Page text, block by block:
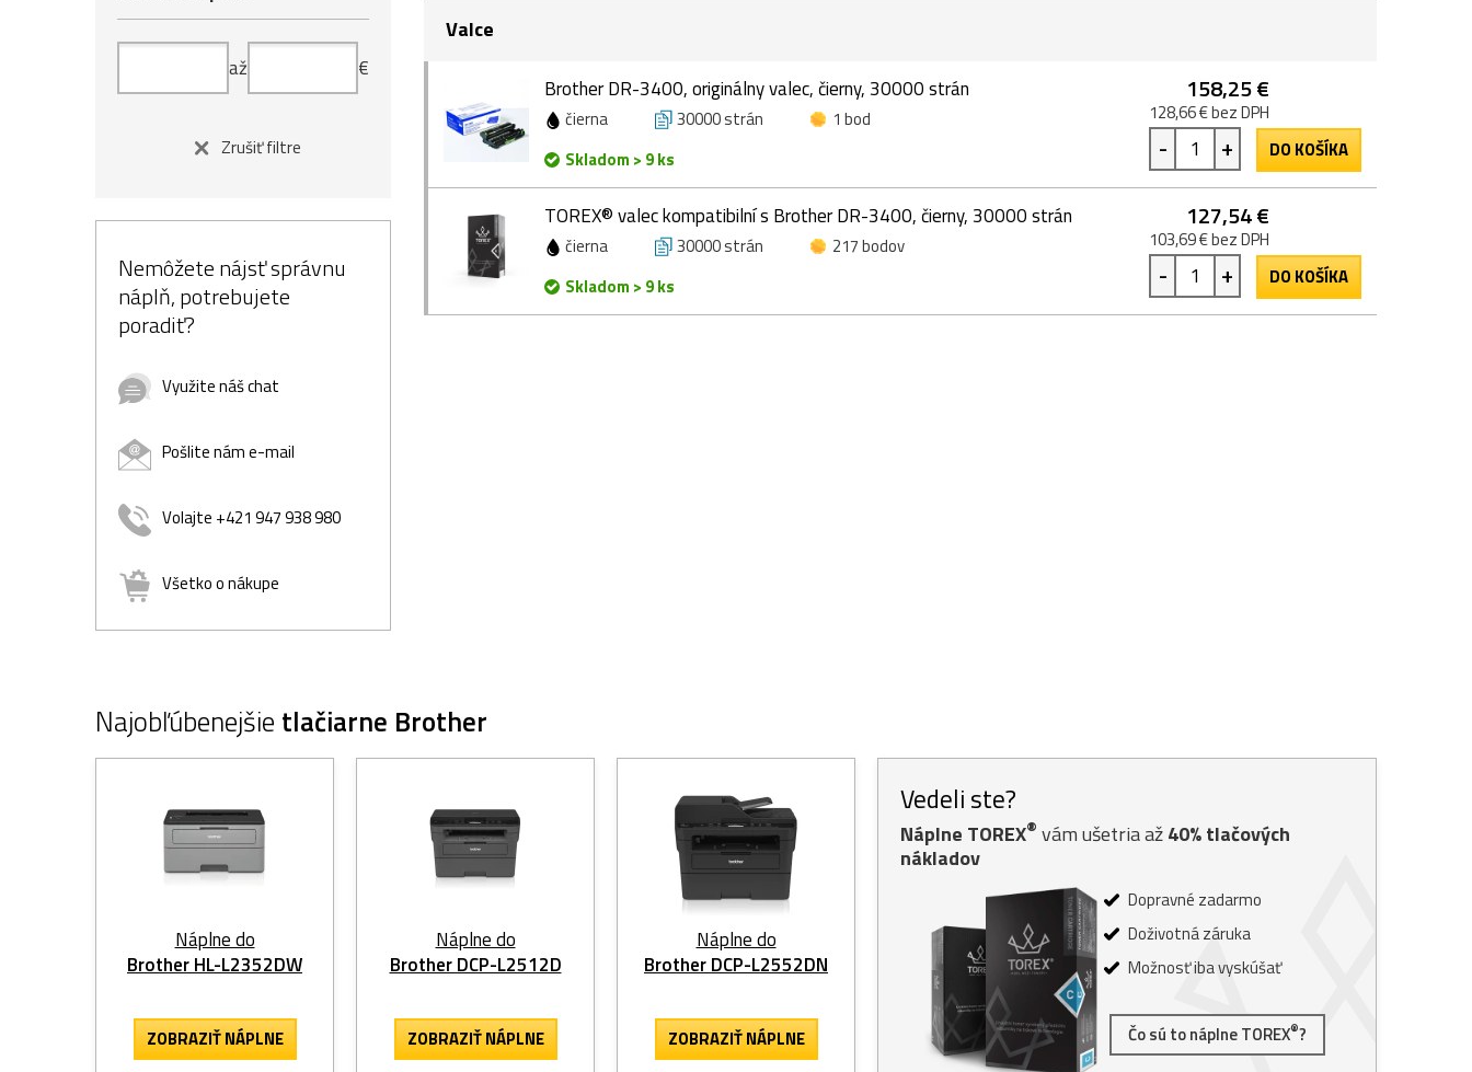
až €
Zrušiť filtre
Nemôžete nájsť správnu
náplň, potrebujete
poradiť?
Využite náš chat
Pošlite nám e-mail
Volajte +421 947 938 980
Všetko o nákupe
Valce
Brother DR-3400, originálny valec, čierny, 30000 strán
čierna 30000 strán
1 bod
Skladom > 9 ks
158,25 €
128,66 € bez DPH
- + DO KOŠÍKA
TOREX® valec kompatibilní s Brother DR-3400, čierny, 30000 strán
čierna 30000 strán
217 bodov
Skladom > 9 ks
127,54 €
103,69 € bez DPH
- + DO KOŠÍKA
Najobľúbenejšie tlačiarne Brother
Náplne do
Brother HL-L2352DW
ZOBRAZIŤ NÁPLNE
Náplne do
Brother DCP-L2512D
ZOBRAZIŤ NÁPLNE
Náplne do
Brother DCP-L2552DN
ZOBRAZIŤ NÁPLNE
Vedeli ste?
Náplne TOREX® vám ušetria až40% tlačových
nákladov
Dopravné zadarmo
Doživotná záruka
Možnosť iba vyskúšať
Čo sú to náplne TOREX®?